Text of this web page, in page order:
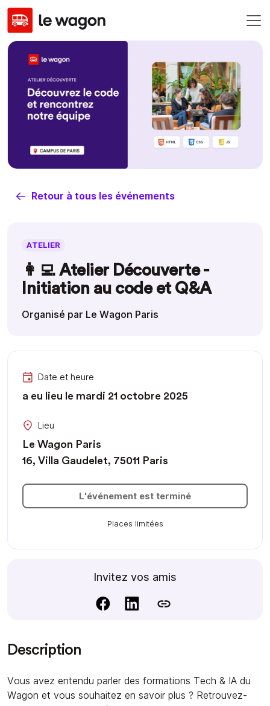
Retour à tous les événements
ATELIER
👩‍💻 Atelier Découverte -
Initiation au code et Q&A
Organisé par Le Wagon Paris
Date et heure
a eu lieu le mardi 21 octobre 2025
Lieu
Le Wagon Paris
16, Villa Gaudelet, 75011 Paris
L'événement est terminé
Places limitées
Invitez vos amis
Description
Vous avez entendu parler des formations Tech & IA du
Wagon et vous souhaitez en savoir plus ? Retrouvez-